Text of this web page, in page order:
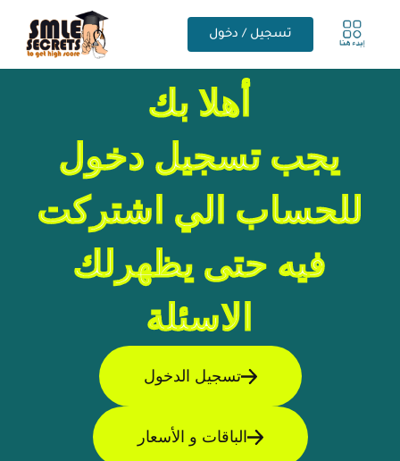
تسجيل / دخول
أهلا بك
يجب تسجيل دخول
للحساب الي اشتركت
فيه حتى يظهرلك
الاسئلة
تسجيل الدخول
الباقات و الأسعار